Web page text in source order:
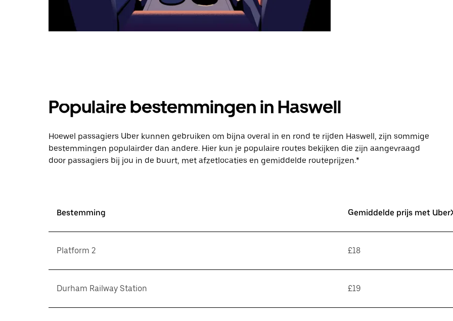
Populaire bestemmingen in Haswell
Hoewel passagiers Uber kunnen gebruiken om bijna overal in en rond te rijden Haswell, zijn sommige
bestemmingen populairder dan andere. Hier kun je populaire routes bekijken die zijn aangevraagd
door passagiers bij jou in de buurt, met afzetlocaties en gemiddelde routeprijzen.*
Bestemming Gemiddelde prijs met
Platform 2 £18
Durham Railway Station £19